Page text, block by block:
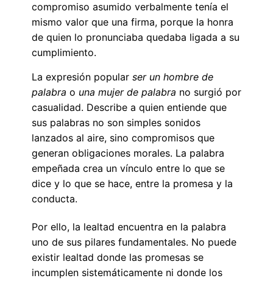
compromiso asumido verbalmente tenía el
mismo valor que una firma, porque la honra
de quien lo pronunciaba quedaba ligada a su
cumplimiento.
La expresión popular ser un hombre de
palabra o una mujer de palabra no surgió por
casualidad. Describe a quien entiende que
sus palabras no son simples sonidos
lanzados al aire, sino compromisos que
generan obligaciones morales. La palabra
empeñada crea un vínculo entre lo que se
dice y lo que se hace, entre la promesa y la
conducta.
Por ello, la lealtad encuentra en la palabra
uno de sus pilares fundamentales. No puede
existir lealtad donde las promesas se
incumplen sistemáticamente ni donde los